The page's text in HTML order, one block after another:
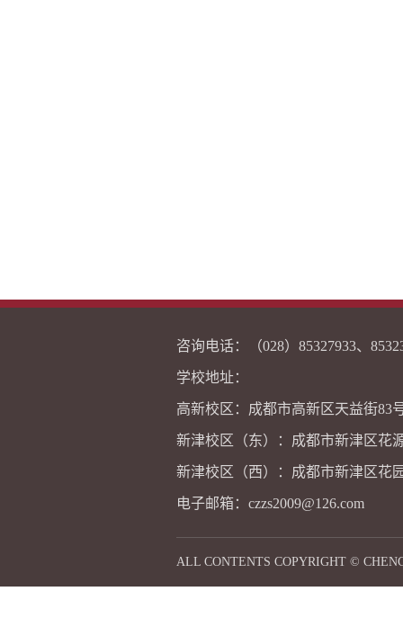
咨询电话：（028）
学校地址：
高新校区：成都市高新区天益街83
新津校区（东）：成都市新津区花
新津校区（西）：成都市新津区花
电子邮箱：czzs2009@126.com
ALL CONTENTS COPYRIGHT ©